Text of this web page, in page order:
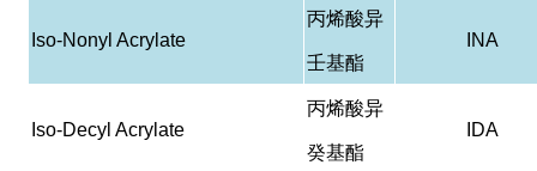
Iso-Nonyl Acrylate
丙烯酸异
壬基酯
INA
Iso-Decyl Acrylate
丙烯酸异
癸基酯
IDA